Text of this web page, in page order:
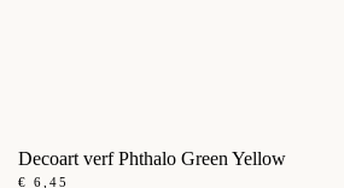
Decoart verf Phthalo Green Yellow
€ 6,45